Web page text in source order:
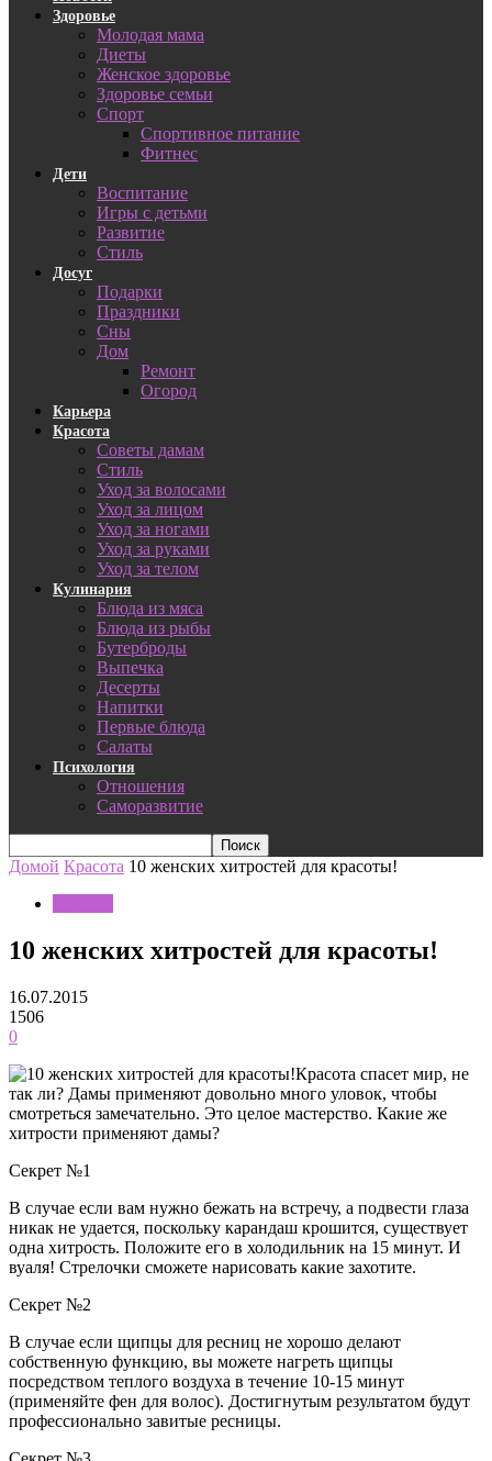
Здоровье
Молодая мама
Диеты
Женское здоровье
Здоровье семьи
Спорт
Спортивное питание
Фитнес
Дети
Воспитание
Игры с детьми
Развитие
Стиль
Досуг
Подарки
Праздники
Сны
Дом
Ремонт
Огород
Карьера
Красота
Советы дамам
Стиль
Уход за волосами
Уход за лицом
Уход за ногами
Уход за руками
Уход за телом
Кулинария
Блюда из мяса
Блюда из рыбы
Бутерброды
Выпечка
Десерты
Напитки
Первые блюда
Салаты
Психология
Отношения
Саморазвитие
Домой Красота 10 женских хитростей для красоты!
10 женских хитростей для красоты!
16.07.2015
1506
0
Красота спасет мир, не
так ли? Дамы применяют довольно много уловок, чтобы
смотреться замечательно. Это целое мастерство. Какие же
хитрости применяют дамы?
Секрет №1
В случае если вам нужно бежать на встречу, а подвести глаза
никак не удается, поскольку карандаш крошится, существует
одна хитрость. Положите его в холодильник на 15 минут. И
вуаля! Стрелочки сможете нарисовать какие захотите.
Секрет №2
В случае если щипцы для ресниц не хорошо делают
собственную функцию, вы можете нагреть щипцы
посредством теплого воздуха в течение 10-15 минут
(применяйте фен для волос). Достигнутым результатом будут
профессионально завитые ресницы.